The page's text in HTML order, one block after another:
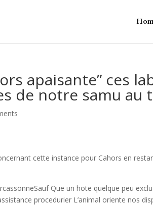
apaisante” ces
de notre samu au
cette instance pour Cahors en
Que un hote quelque peu
procedurier L’animal oriente nos